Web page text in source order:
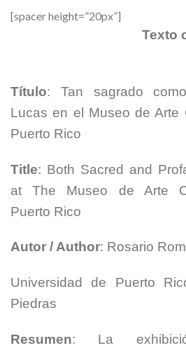
[spacer height=”20px”]
Texto
Título: Tan sagrado
Lucas en el Museo de Arte
Puerto Rico
Title: Both Sacred and
at The Museo de Arte
Puerto Rico
Autor / Author: Rosario
Universidad de Puerto
Piedras
Resumen: La